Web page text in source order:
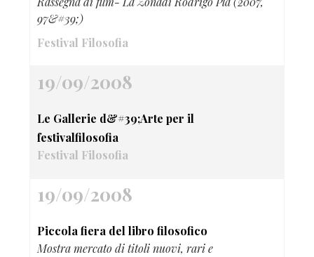
97&#39;)
Festival Filosofia
19/09/2008
Le Gallerie d&#39;Arte per il
festivalfilosofia
Festival Filosofia
19/09/2008
Piccola fiera del libro filosofico
Mostra mercato di titoli nuovi, rari e